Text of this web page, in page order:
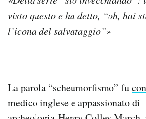
visto questo e ha detto, “oh, hai
l’icona del salvataggio”»
La parola “scheumorfismo” fu
medico inglese e appassionato di